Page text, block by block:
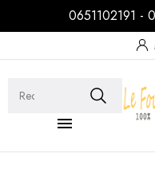
0651102191 -
